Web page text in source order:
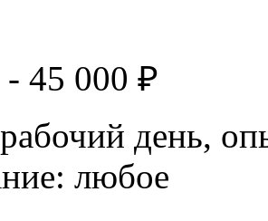
45 000 ₽
день,
любое